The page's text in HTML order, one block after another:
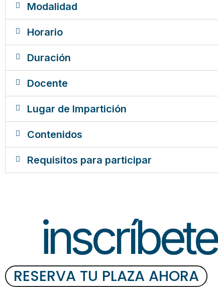
Modalidad
Horario
Duración
Docente
Lugar de Impartición
Contenidos
Requisitos para participar
inscríbete
RESERVA TU PLAZA AHORA